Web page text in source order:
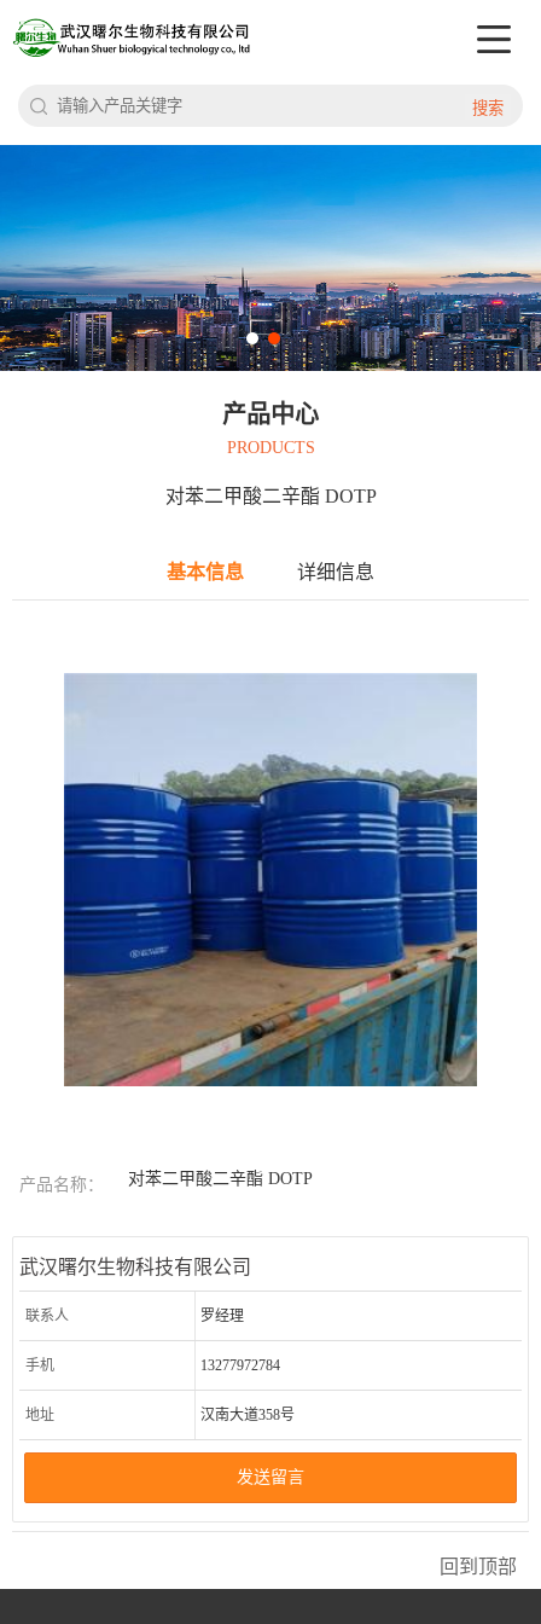
搜索
产品中心
PRODUCTS
对苯二甲酸二辛酯 DOTP
基本信息 详细信息
产品名称： 对苯二甲酸二辛酯 DOTP
武汉曙尔生物科技有限公司
联系人 罗经理
手机 13277972784
地址 汉南大道358号
发送留言
回到顶部